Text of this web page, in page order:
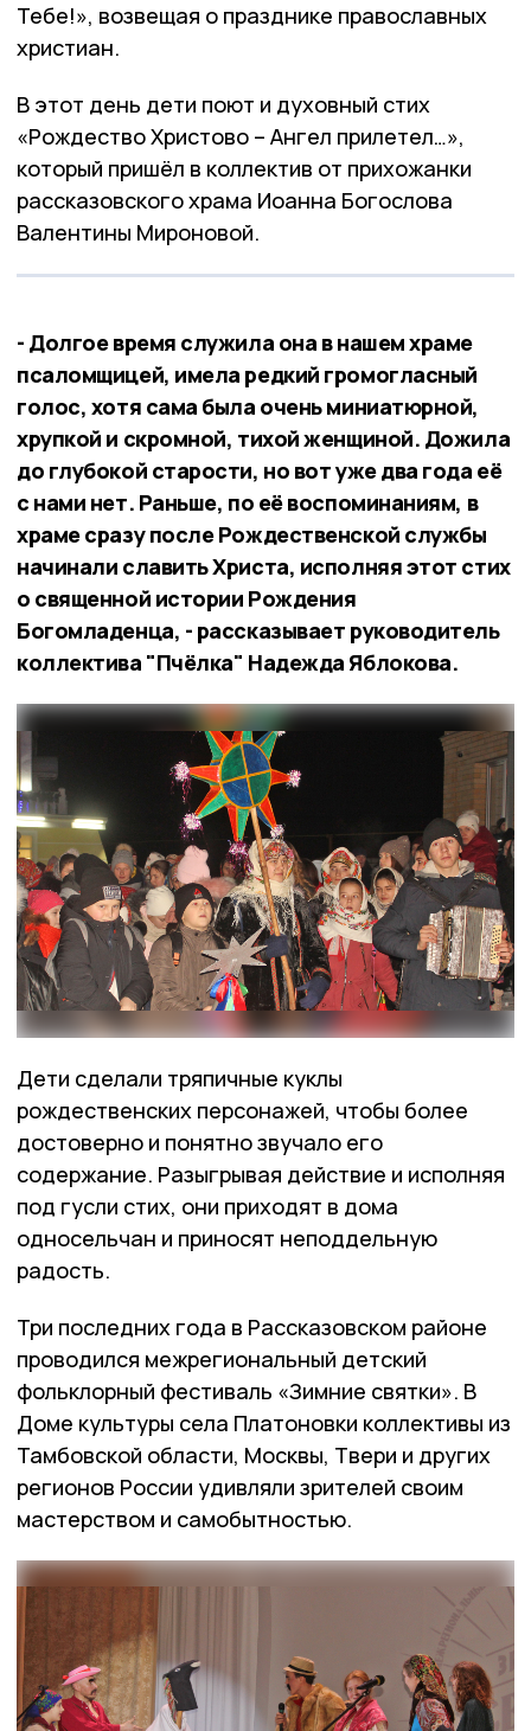
Тебе!», возвещая о празднике православных
христиан.
В этот день дети поют и духовный стих
«Рождество Христово – Ангел прилетел…»,
который пришёл в коллектив от прихожанки
рассказовского храма Иоанна Богослова
Валентины Мироновой.
- Долгое время служила она в нашем храме
псаломщицей, имела редкий громогласный
голос, хотя сама была очень миниатюрной,
хрупкой и скромной, тихой женщиной. Дожила
до глубокой старости, но вот уже два года её
с нами нет. Раньше, по её воспоминаниям, в
храме сразу после Рождественской службы
начинали славить Христа, исполняя этот стих
о священной истории Рождения
Богомладенца, - рассказывает руководитель
коллектива "Пчёлка" Надежда Яблокова.
Дети сделали тряпичные куклы
рождественских персонажей, чтобы более
достоверно и понятно звучало его
содержание. Разыгрывая действие и исполняя
под гусли стих, они приходят в дома
односельчан и приносят неподдельную
радость.
Три последних года в Рассказовском районе
проводился межрегиональный детский
фольклорный фестиваль «Зимние святки». В
Доме культуры села Платоновки коллективы из
Тамбовской области, Москвы, Твери и других
регионов России удивляли зрителей своим
мастерством и самобытностью.